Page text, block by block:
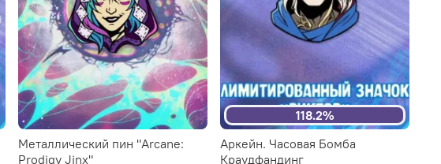
Металлический пин "Arcane:
Prodigy Jinx"
118.2%
Аркейн. Часовая Бомба
Краудфандинг